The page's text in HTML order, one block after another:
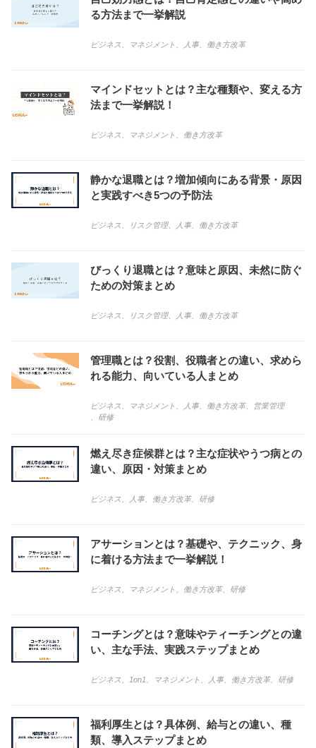
る方法まで一挙解説
ビジネス マネジメント 人事、 働き方改革
マインドセットとは？主な種類や、変える方
法まで一挙解説！
ビジネス マネジメント 働き方改革
静かな退職とは？増加傾向にある背景・原因
と実践すべき5つの予防法
ビジネス リスク管理、 人事、 働き方改革
びっくり退職とは？意味と原因、未然に防ぐ
ための対策まとめ
ビジネス リスク管理、 人事、 働き方改革
管理職とは？役割、役職者との違い、求めら
れる能力、向いている人まとめ
ビジネス マネジメント 人事、 働き方改革、
営業管理
研修
燃え尽き症候群とは？主な症状やうつ病との
違い、原因・対策まとめ
ビジネス 人事、 働き方改革、 研修
アサーションとは？基礎や、テクニック、身
に着ける方法まで一挙解説！
ビジネス マネジメント 働き方改革、 研修
コーチングとは？意味やティーチングとの違
い、主な手法、実践ステップまとめ
ビジネス 1on1 マネジメント 人事、 働き方改革、 研修
福利厚生とは？具体例、給与との違い、種
類、導入ステップまとめ